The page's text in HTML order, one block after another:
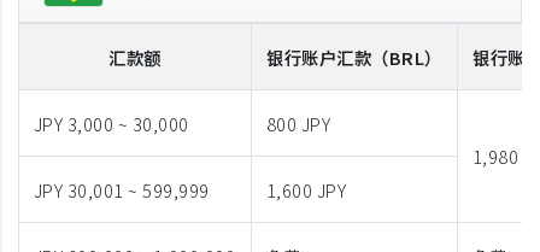
汇款额 银行账户汇款 （BRL） 银行账
JPY 3,000 ~ 30,000
800 JPY
1,980
JPY 30,001 ~ 599,999
1,600 JPY